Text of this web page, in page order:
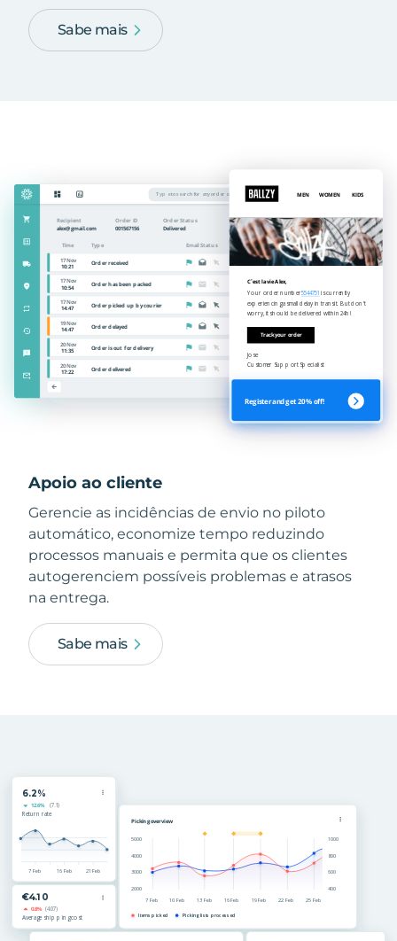
Sabe mais
Apoio ao cliente
Gerencie as incidências de envio no piloto
automático, economize tempo reduzindo
processos manuais e permita que os clientes
autogerenciem possíveis problemas e atrasos
na entrega.
Sabe mais